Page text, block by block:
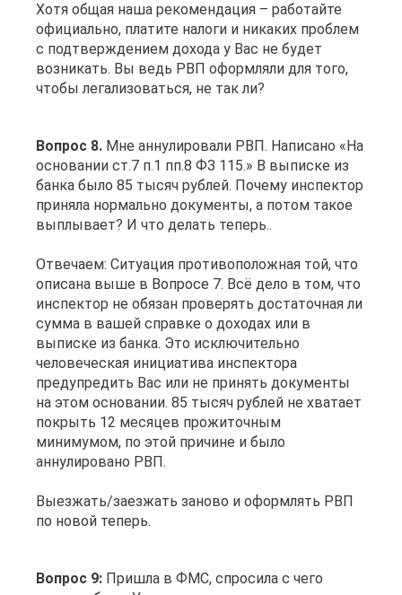
Хотя общая наша рекомендация – работайте
официально, платите налоги и никаких проблем
с подтверждением дохода у Вас не будет
возникать. Вы ведь РВП оформляли для того,
чтобы легализоваться, не так ли?
Вопрос 8. Мне аннулировали РВП. Написано «На
основании ст.7 п.1 пп.8 ФЗ 115.» В выписке из
банка было 85 тысяч рублей. Почему инспектор
приняла нормально документы, а потом такое
выплывает? И что делать теперь..
Отвечаем: Ситуация противоположная той, что
описана выше в Вопросе 7. Всё дело в том, что
инспектор не обязан проверять достаточная ли
сумма в вашей справке о доходах или в
выписке из банка. Это исключительно
человеческая инициатива инспектора
предупредить Вас или не принять документы
на этом основании. 85 тысяч рублей не хватает
покрыть 12 месяцев прожиточным
минимумом, по этой причине и было
аннулировано РВП.
Выезжать/заезжать заново и оформлять РВП
по новой теперь.
Вопрос 9: Пришла в ФМС, спросила с чего